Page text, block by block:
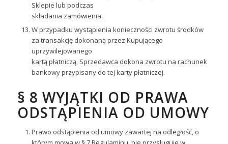
Sklepie lub podczas
składania zamówienia.
W przypadku wystąpienia konieczności zwrotu środków
za transakcję dokonaną przez Kupującego
uprzywilejowanego
kartą płatniczą, Sprzedawca dokona zwrotu na rachunek
bankowy przypisany do tej karty płatniczej.
§ 8 WYJĄTKI OD PRAWA
ODSTĄPIENIA OD UMOWY
Prawo odstąpienia od umowy zawartej na odległość, o